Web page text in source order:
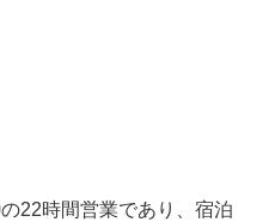
22時間営業であり、宿泊